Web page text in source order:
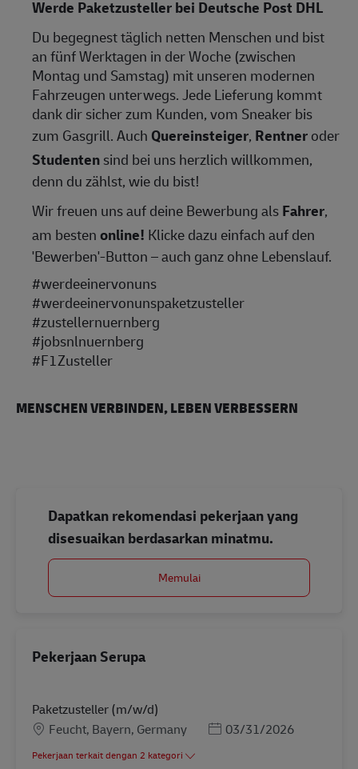
Werde Paketzusteller bei Deutsche Post DHL
Du begegnest täglich netten Menschen und bist
an fünf Werktagen in der Woche (zwischen
Montag und Samstag) mit unseren modernen
Fahrzeugen unterwegs. Jede Lieferung kommt
dank dir sicher zum Kunden, vom Sneaker bis
zum Gasgrill. Auch Quereinsteiger, Rentneroder
Studentensind bei uns herzlich willkommen,
denn du zählst, wie du bist!
Wir freuen uns auf deine Bewerbung alsFahrer,
am bestenonline! Klicke dazu einfach auf den
'Bewerben'-Button – auch ganz ohne Lebenslauf.
#werdeeinervonuns
#werdeeinervonunspaketzusteller
#zustellernuernberg
#jobsnlnuernberg
#F1Zusteller
MENSCHEN VERBINDEN, LEBEN VERBESSERN
Dapatkan rekomendasi pekerjaan yang
disesuaikan berdasarkan minatmu.
Memulai
Pekerjaan Serupa
Paketzusteller (m/w/d)
LokasiFeucht, Bayern, Germany Posted Date
03/31/2026
Pekerjaan terkait dengan 2 kategori